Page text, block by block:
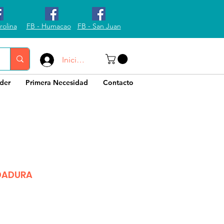
FB - Humacao FB - San Juan
Iniciar sesión
Primera Necesidad Contacto